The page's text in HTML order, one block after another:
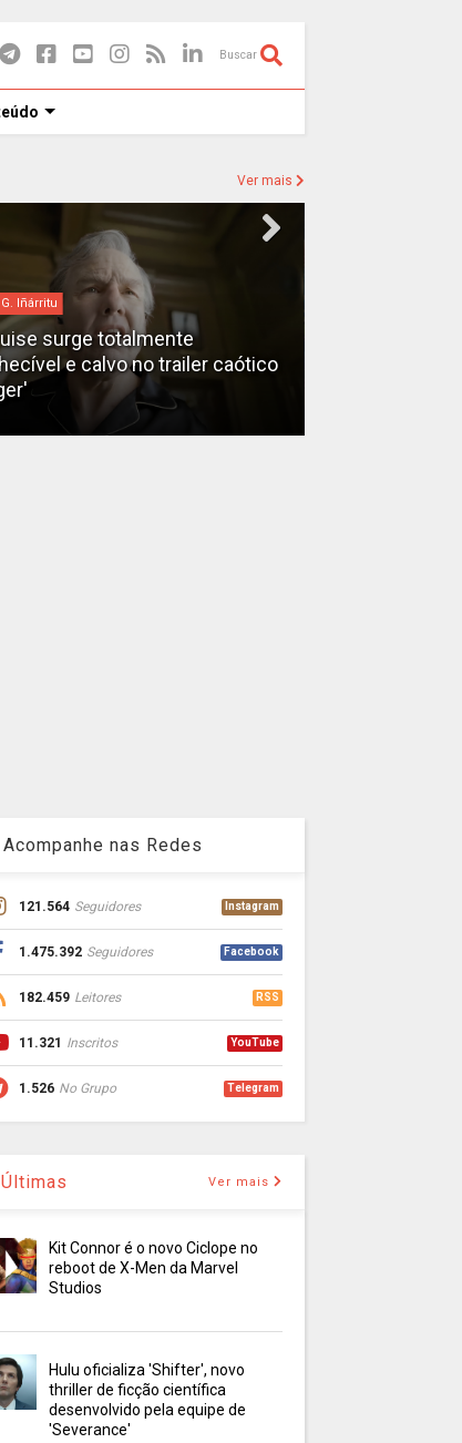
Buscar
Ver mais
Iñárritu
surge totalmente
e calvo no trailer caótico
Acompanhe nas Redes
121.564 Seguidores Instagram
1.475.392 Seguidores Facebook
182.459 Leitores RSS
11.321 Inscritos YouTube
1.526 No Grupo Telegram
Últimas Ver mais
Kit Connor é o novo Ciclope no
reboot de X-Men da Marvel
Studios
Hulu oficializa 'Shifter', novo
thriller de ficção científica
desenvolvido pela equipe de
'Severance'